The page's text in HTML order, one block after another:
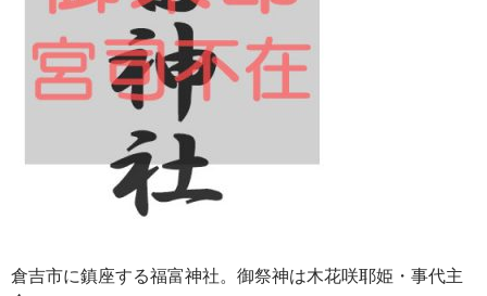
倉吉市に鎮座する福富神社。御祭神は木花咲耶姫・事代主